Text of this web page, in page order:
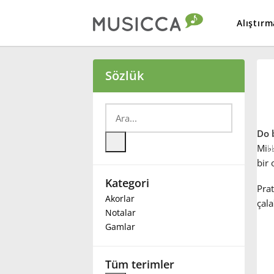
Български
Deutsch
Español
Sözlük
Kategori
Akorlar
Notalar
Gamlar
Tüm terimler
Do
Mi♭
bir